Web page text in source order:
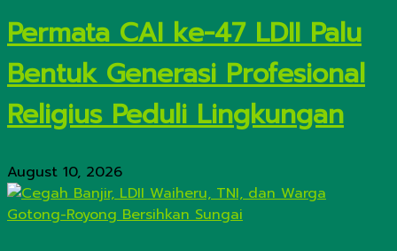
Permata CAI ke-47 LDII Palu
Bentuk Generasi Profesional
Religius Peduli Lingkungan
August 10, 2026